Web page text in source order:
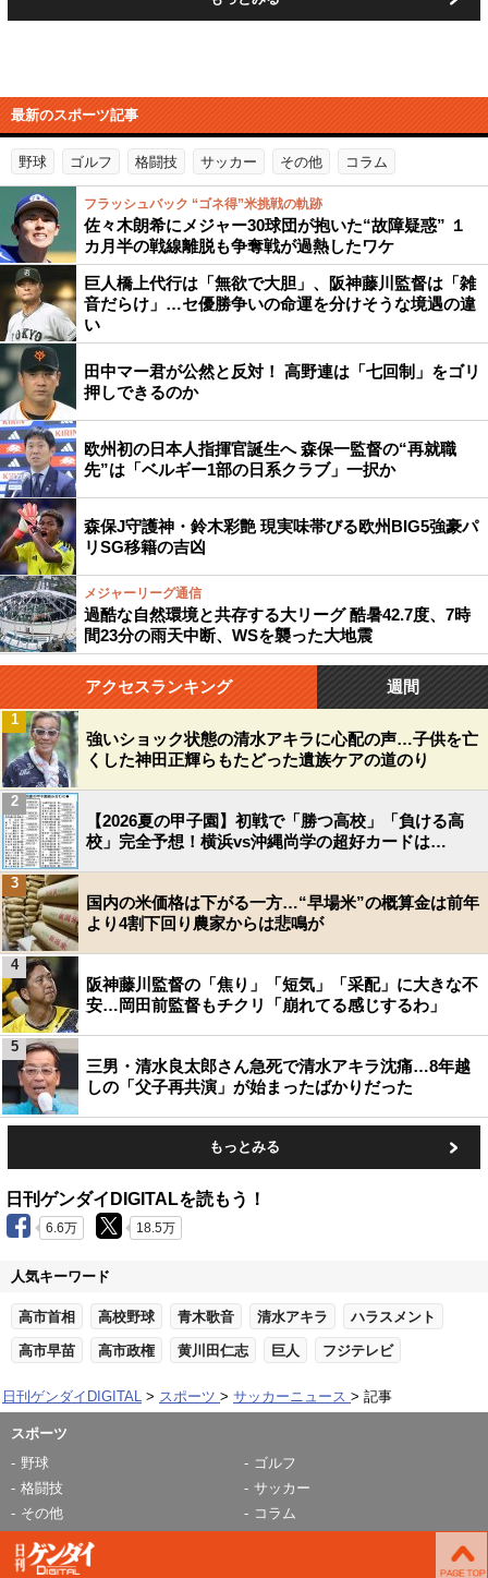
最新のスポーツ記事
野球 ゴルフ 格闘技 サッカー その他 コラム
フラッシュバック “ゴネ得”米挑戦の軌跡
佐々木朗希にメジャー30球団が抱いた“故障疑惑” １
カ月半の戦線離脱も争奪戦が過熱したワケ
巨人橋上代行は「無欲で大胆」、阪神藤川監督は「雑
音だらけ」…セ優勝争いの命運を分けそうな境遇の違
い
田中マー君が公然と反対！ 高野連は「七回制」をゴリ
押しできるのか
欧州初の日本人指揮官誕生へ 森保一監督の“再就職
先”は「ベルギー1部の日系クラブ」一択か
森保J守護神・鈴木彩艶 現実味帯びる欧州BIG5強豪パ
リSG移籍の吉凶
メジャーリーグ通信
過酷な自然環境と共存する大リーグ 酷暑42.7度、7時
間23分の雨天中断、WSを襲った大地震
アクセスランキング 週間
強いショック状態の清水アキラに心配の声…子供を亡
くした神田正輝らもたどった遺族ケアの道のり
1
【2026夏の甲子園】初戦で「勝つ高校」「負ける高
校」完全予想！横浜vs沖縄尚学の超好カードは…
2
国内の米価格は下がる一方…“早場米”の概算金は前年
より4割下回り農家からは悲鳴が
3
阪神藤川監督の「焦り」「短気」「采配」に大きな不
安…岡田前監督もチクリ「崩れてる感じするわ」
4
三男・清水良太郎さん急死で清水アキラ沈痛…8年越
しの「父子再共演」が始まったばかりだった
5
もっとみる
日刊ゲンダイDIGITALを読もう！
6.6万 18.5万
人気キーワード
高市首相 高校野球 青木歌音 清水アキラ ハラスメント
高市早苗 高市政権 黄川田仁志 巨人 フジテレビ
日刊ゲンダイDIGITAL スポーツ サッカーニュース 記事
スポーツ
野球
ゴルフ
格闘技
サッカー
その他
コラム